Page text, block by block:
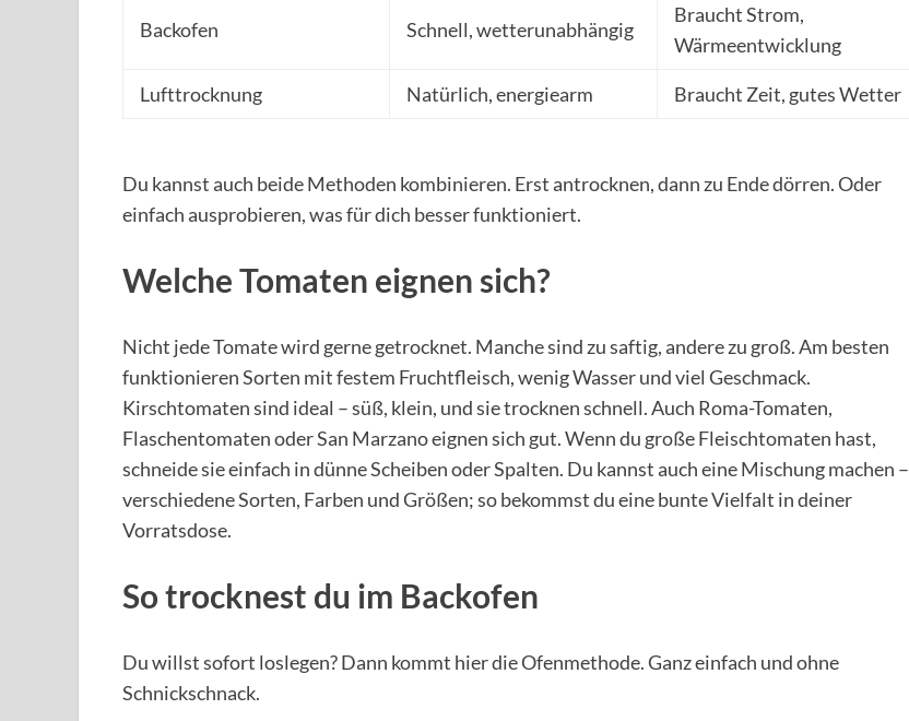
Backofen Schnell, wetterunabhängig
Braucht Strom,
Wärmeentwicklung
Lufttrocknung Natürlich, energiearm Braucht Zeit, gutes Wetter
Du kannst auch beide Methoden kombinieren. Erst antrocknen, dann zu Ende dörren. Oder
einfach ausprobieren, was für dich besser funktioniert.
Welche Tomaten eignen sich?
Nicht jede Tomate wird gerne getrocknet. Manche sind zu saftig, andere zu groß. Am besten
funktionieren Sorten mit festem Fruchtfleisch, wenig Wasser und viel Geschmack.
Kirschtomaten sind ideal – süß, klein, und sie trocknen schnell. Auch Roma-Tomaten,
Flaschentomaten oder San Marzano eignen sich gut. Wenn du große Fleischtomaten hast,
schneide sie einfach in dünne Scheiben oder Spalten. Du kannst auch eine Mischung machen –
verschiedene Sorten, Farben und Größen; so bekommst du eine bunte Vielfalt in deiner
Vorratsdose.
So trocknest du im Backofen
Du willst sofort loslegen? Dann kommt hier die Ofenmethode. Ganz einfach und ohne
Schnickschnack.